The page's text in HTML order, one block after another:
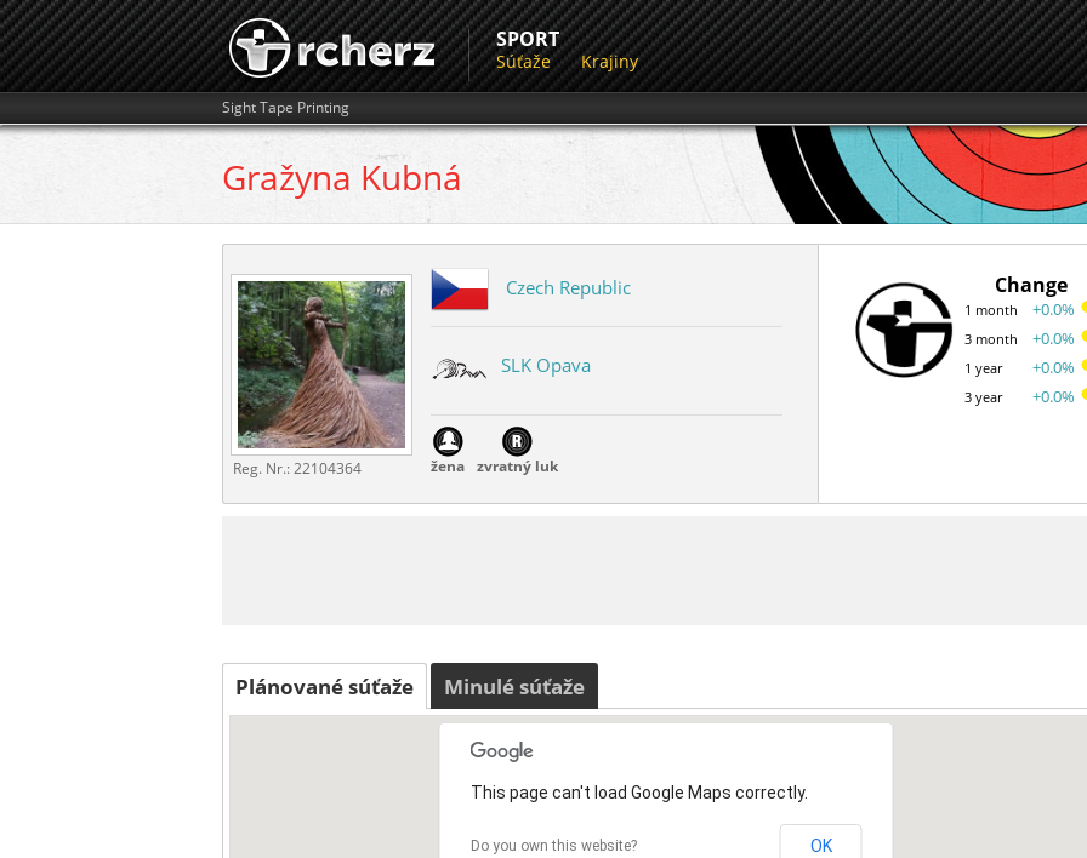
SPORT
Súťaže Krajiny
Sight Tape Printing
Gražyna Kubná
Reg. Nr.:22104364
Czech Republic
SLK Opava
žena zvratný luk
Change
1 month
3 month
1 year
3 year
+0.0%
+0.0%
+0.0%
+0.0%
Plánované súťaže Minulé súťaže
This page can't load Google Maps correctly.
Do you own this website? OK